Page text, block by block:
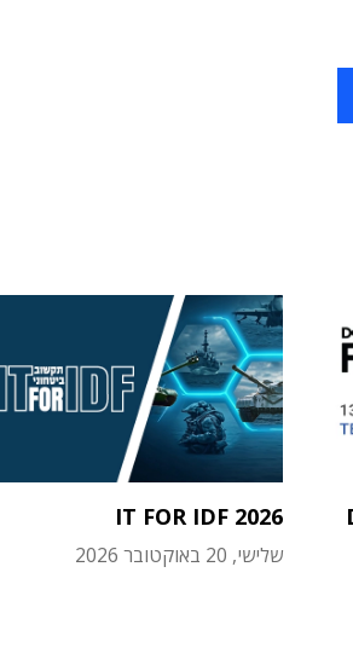
IT FOR IDF 2026
שלישי, 20 באוקטובר 2026